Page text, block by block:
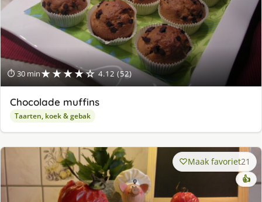
⏱ 30 min★★★★☆ 4.12 (52)
Chocolade muffins
Taarten, koek & gebak
Maak favoriet21
👍